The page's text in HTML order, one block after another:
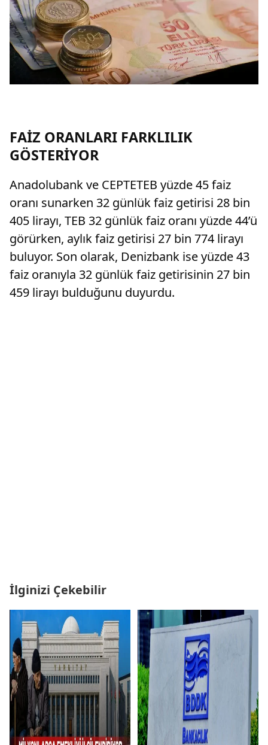
FAİZ ORANLARI FARKLILIK
GÖSTERİYOR
Anadolubank ve CEPTETEB yüzde 45 faiz
oranı sunarken 32 günlük faiz getirisi 28 bin
405 lirayı, TEB 32 günlük faiz oranı yüzde 44’ü
görürken, aylık faiz getirisi 27 bin 774 lirayı
buluyor. Son olarak, Denizbank ise yüzde 43
faiz oranıyla 32 günlük faiz getirisinin 27 bin
459 lirayı bulduğunu duyurdu.
İlginizi Çekebilir